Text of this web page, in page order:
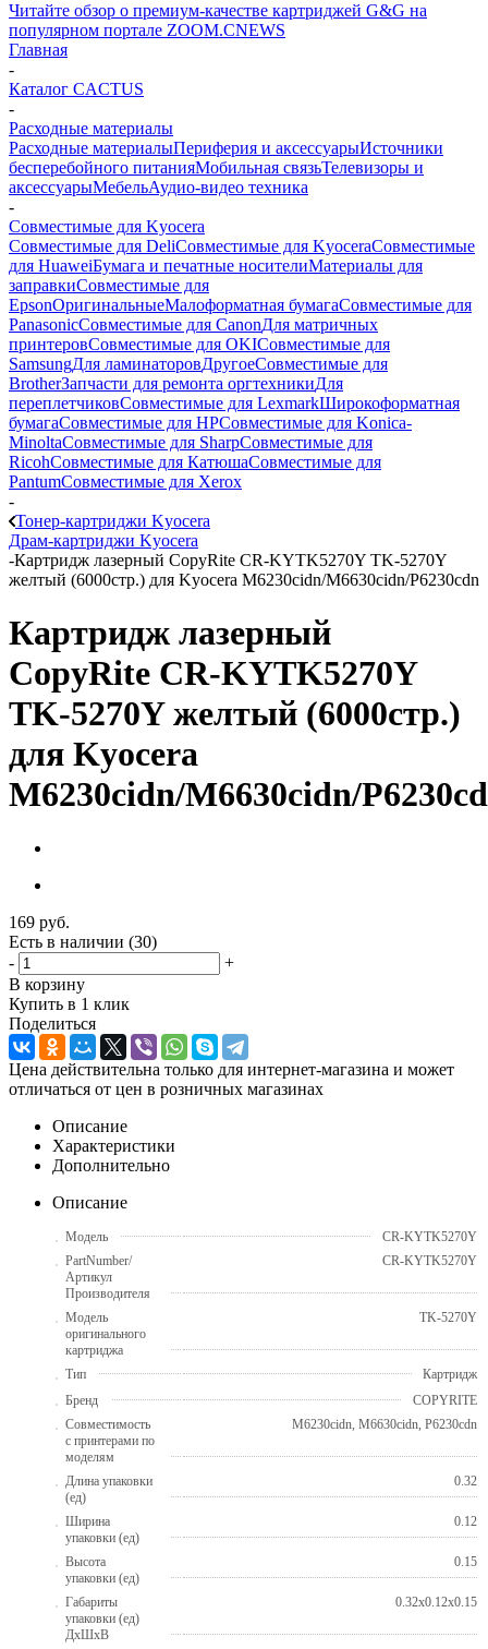
Читайте обзор о премиум-качестве картриджей G&G на
популярном портале ZOOM.CNEWS
Главная
-
Каталог CACTUS
-
Расходные материалы
Расходные материалыПериферия и аксессуарыИсточники
бесперебойного питанияМобильная связьТелевизоры и
аксессуарыМебельАудио-видео техника
-
Совместимые для Kyocera
Совместимые для DeliСовместимые для KyoceraСовместимые
для HuaweiБумага и печатные носителиМатериалы для
заправкиСовместимые для
EpsonОригинальныеМалоформатная бумагаСовместимые для
PanasonicСовместимые для CanonДля матричных
принтеровСовместимые для OKIСовместимые для
SamsungДля ламинаторовДругоеСовместимые для
BrotherЗапчасти для ремонта оргтехникиДля
переплетчиковСовместимые для LexmarkШирокоформатная
бумагаСовместимые для HPСовместимые для Konica-
MinoltaСовместимые для SharpСовместимые для
RicohСовместимые для КатюшаСовместимые для
PantumСовместимые для Xerox
-
Тонер-картриджи Kyocera
Драм-картриджи Kyocera
-Картридж лазерный CopyRite CR-KYTK5270Y TK-5270Y
желтый (6000стр.) для Kyocera M6230cidn/M6630cidn/P6230cdn
Картридж лазерный
CopyRite CR-KYTK5270Y
TK-5270Y желтый (6000стр.)
для Kyocera
M6230cidn/M6630cidn/
169 руб.
Есть в наличии (30)
-
+
В корзину
Купить в 1 клик
Поделиться
Цена действительна только для интернет-магазина и может
отличаться от цен в розничных магазинах
Описание
Характеристики
Дополнительно
Описание
Модель
CR-KYTK5270Y
PartNumber/
Артикул
Производителя
CR-KYTK5270Y
Модель
оригинального
картриджа
TK-5270Y
Тип
Картридж
Бренд
COPYRITE
Совместимость
с принтерами по
моделям
M6230cidn, M6630cidn, P6230cdn
Длина упаковки
(ед)
0.32
Ширина
упаковки (ед)
0.12
Высота
упаковки (ед)
0.15
Габариты
упаковки (ед)
ДхШхВ
0.32x0.12x0.15